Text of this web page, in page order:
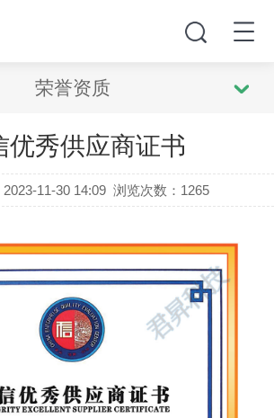
荣誉资质
优秀供应商证书
11-30 14:09 浏览次数： 1265